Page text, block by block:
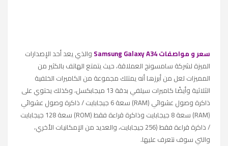
سعر و مواصفات Samsung Galaxy A34
والذي يعد أحد الإصدارات
الميزة لشركة سامسونج العملاقة، حيث يتمتع الهاتف بالكثير من
المميزات لعل من أبرزهاأنه يمتلك مجموعة من الكاميرات الخلفية
الثلاثية وأيضًا كاميرات سيلفي بدقة 13 ميجابكسل، وكذلك
يحتوي على
ذاكرة وصول عشوائي (RAM) سعة 6 جيجابايت / ذاكرة وصول عشوائي
(RAM) سعة 8 جيجابايت وذاكرة قراءة فقط (ROM) سعة 128 جيجابايت
/ ذاكرة قراءة فقط (256 جيجابايت، والعديد من الإمكانيات الأخري،
والتي سوف نتعرف عليها.